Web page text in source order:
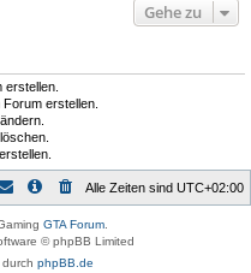
Gehe zu
erstellen.
erstellen.
ändern.
löschen.
Alle Zeiten sind UTC+02:00
GTA Forum
© phpBB Limited
phpBB.de